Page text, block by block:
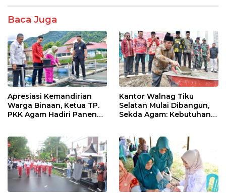
k p
Baca Juga
Apresiasi Kemandirian
Warga Binaan, Ketua TP.
PKK Agam Hadiri Panen
Kantor Walnag Tiku
Selatan Mulai Dibangun,
Sekda Agam: Kebutuhan